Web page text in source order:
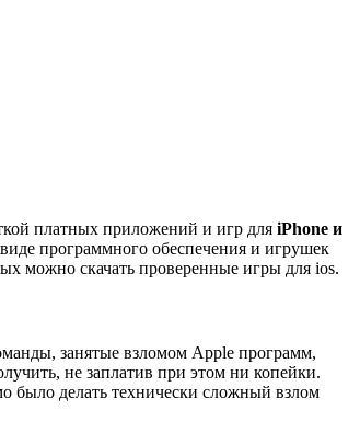
платных приложений и игр для iPhone и
программного обеспечения и игрушек
можно скачать проверенные игры для ios.
занятые взломом Apple программ,
не заплатив при этом ни копейки.
было делать технически сложный взлом